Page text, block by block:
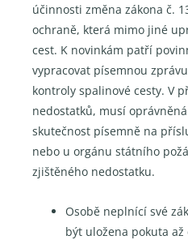
účinnosti změna zákona č.
ochraně, která mimo jiné
cest. K novinkám patří
vypracovat písemnou
kontroly spalinové cesty. V
nedostatků, musí
skutečnost písemně na
nebo u orgánu státního
zjištěného nedostatku.
Osobě neplnící své
být uložena pokuta až